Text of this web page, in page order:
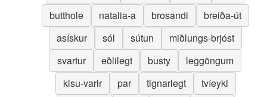
butthole
natalia-a brosandi
breiða-út
asískur
sól sútun
miðlungs-brjóst
svartur
eðlilegt busty
leggöngum
kisu-varir
par tignarlegt
tvíeyki